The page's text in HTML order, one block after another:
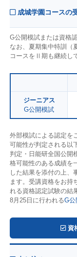
成城学園コースの
G公開模試または資格
なお、夏期集中特訓（
コースをⅡ期も継続し
ジーニアス
G公開模試
外部模試による認定を
可能性が判定される以
判定・日能研全国公開
格可能性のある成績を
した結果を添付の上、
ます。受講資格をお持
れる資格認定試験の結
8月25日に行われるG公
資